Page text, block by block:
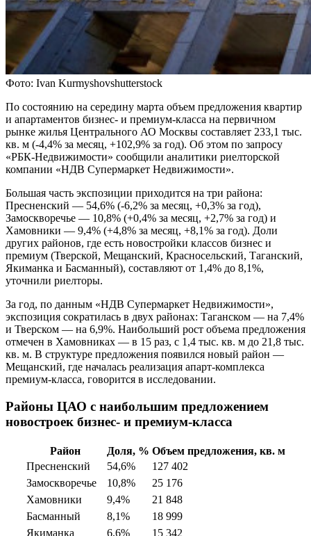
Фото: Ivan Kurmyshovshutterstock
По состоянию на середину марта объем предложения квартир
и апартаментов бизнес- и премиум-класса на первичном
рынке жилья Центрального АО Москвы составляет 233,1 тыс.
кв. м (-4,4% за месяц, +102,9% за год). Об этом по запросу
«РБК-Недвижимости» сообщили аналитики риелторской
компании «НДВ Супермаркет Недвижимости».
Большая часть экспозиции приходится на три района:
Пресненский — 54,6% (-6,2% за месяц, +0,3% за год),
Замоскворечье — 10,8% (+0,4% за месяц, +2,7% за год) и
Хамовники — 9,4% (+4,8% за месяц, +8,1% за год). Доли
других районов, где есть новостройки классов бизнес и
премиум (Тверской, Мещанский, Красносельский, Таганский,
Якиманка и Басманный), составляют от 1,4% до 8,1%,
уточнили риелторы.
За год, по данным «НДВ Супермаркет Недвижимости»,
экспозиция сократилась в двух районах: Таганском — на 7,4%
и Тверском — на 6,9%. Наибольший рост объема предложения
отмечен в Хамовниках — в 15 раз, с 1,4 тыс. кв. м до 21,8 тыс.
кв. м. В структуре предложения появился новый район —
Мещанский, где началась реализация апарт-комплекса
премиум-класса, говорится в исследовании.
Районы ЦАО с наибольшим предложением
новостроек бизнес- и премиум-класса
Район Доля, % Объем предложения, кв. м
Пресненский
54,6%
127 402
Замоскворечье
10,8%
25 176
Хамовники
9,4%
21 848
Басманный
8,1%
18 999
Якиманка
6,6% 15 342